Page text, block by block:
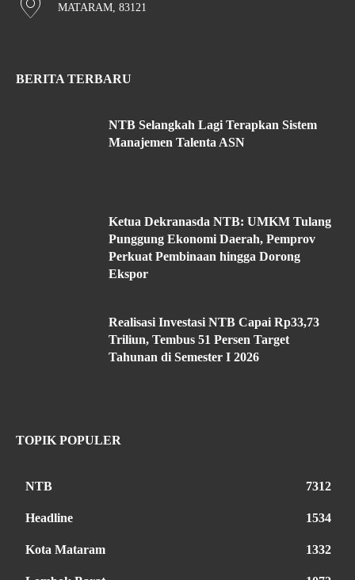
MATARAM, 83121
BERITA TERBARU
NTB Selangkah Lagi Terapkan Sistem
Manajemen Talenta ASN
Ketua Dekranasda NTB: UMKM Tulang
Punggung Ekonomi Daerah, Pemprov
Perkuat Pembinaan hingga Dorong
Ekspor
Realisasi Investasi NTB Capai Rp33,73
Triliun, Tembus 51 Persen Target
Tahunan di Semester I 2026
TOPIK POPULER
NTB 7312
Headline 1534
Kota Mataram 1332